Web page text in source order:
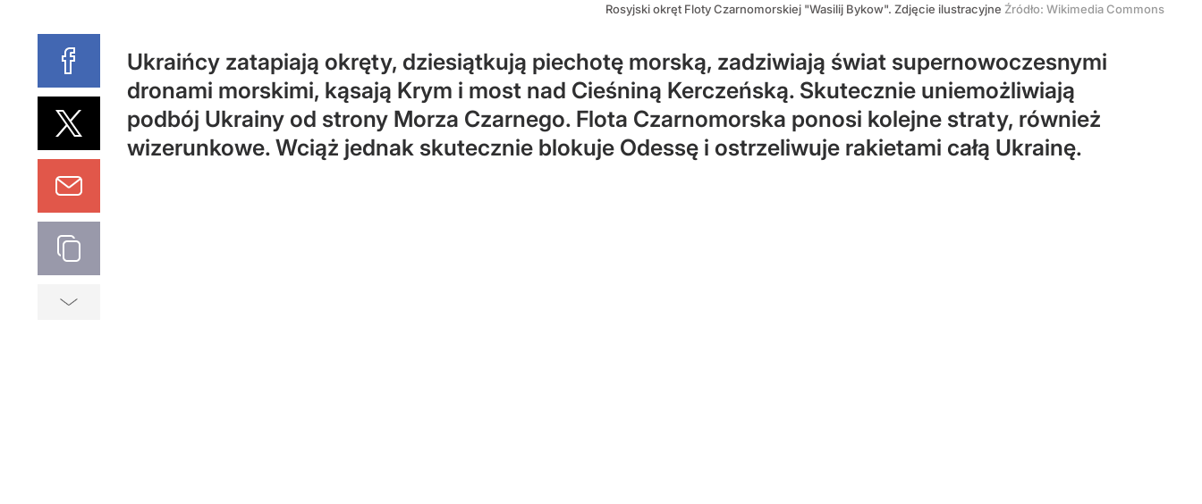
Rosyjski okręt Floty Czarnomorskiej "Wasilij Bykow". Zdjęcie ilustracyjne Źródło: Wikimedia Commons
Ukraińcy zatapiają okręty, dziesiątkują piechotę morską, zadziwiają świat supernowoczesnymi
dronami morskimi, kąsają Krym i most nad Cieśniną Kerczeńską. Skutecznie uniemożliwiają
podbój Ukrainy od strony Morza Czarnego. Flota Czarnomorska ponosi kolejne straty, również
wizerunkowe. Wciąż jednak skutecznie blokuje Odessę i ostrzeliwuje rakietami całą Ukrainę.